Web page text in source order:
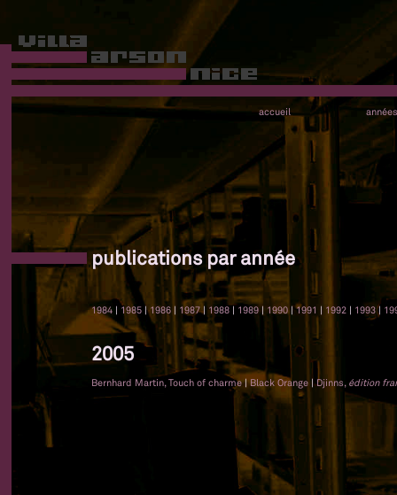
accueil années
publications par année
1984 | 1985 |1986 | 1987| 1988 | 1989| 1990 |1991 | 1992 | 1993|
2005
Bernhard Martin, Touch of charme|Black Orange |Djinns, édition